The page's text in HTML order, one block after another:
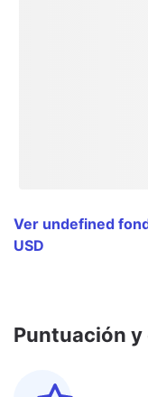
Ver undefined
USD
Puntuación